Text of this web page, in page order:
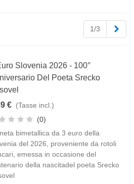
1/3
Slovenia 2026 - 100°
Del Poeta Srecko
€ (Tasse incl.)
(0)
bimetallica da 3 euro della
del 2026, proveniente da rotoli
emessa in occasione del
della nascitadel poeta Srecko